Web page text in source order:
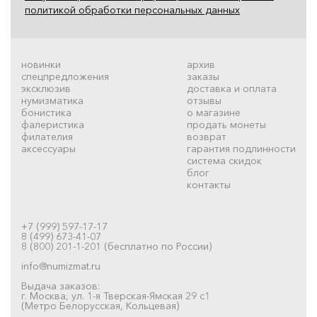
политикой обработки персональных данных
новинки
спецпредложения
эксклюзив
нумизматика
бонистика
фалеристика
филателия
аксессуары
архив
заказы
доставка и оплата
отзывы
о магазине
продать монеты
возврат
гарантия подлинности
система скидок
блог
контакты
+7 (999) 597-17-17
8 (499) 673-41-07
8 (800) 201-1-201 (бесплатно по России)
info@numizmat.ru
Выдача заказов:
г. Москва, ул. 1-я Тверская-Ямская 29 с1
(Метро Белорусская, Кольцевая)